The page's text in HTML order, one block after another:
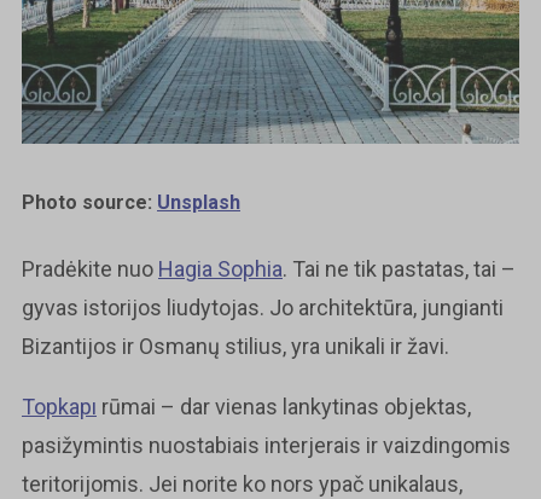
Photo source: Unsplash
Pradėkite nuo Hagia Sophia. Tai ne tik pastatas, tai –
gyvas istorijos liudytojas. Jo architektūra, jungianti
Bizantijos ir Osmanų stilius, yra unikali ir žavi.
Topkapı rūmai – dar vienas lankytinas objektas,
pasižymintis nuostabiais interjerais ir vaizdingomis
teritorijomis. Jei norite ko nors ypač unikalaus,